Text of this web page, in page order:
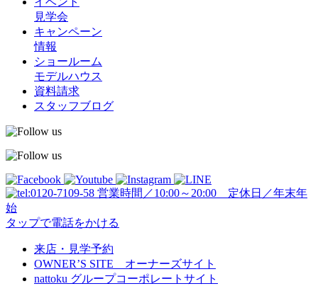
見学会
キャンペーン
情報
ショールーム
モデルハウス
資料請求
スタッフブログ
営業時間／10:00～20:00 定休日／年末年
始
タップで電話をかける
来店・見学予約
OWNER’S SITE オーナーズサイト
nattoku グループコーポレートサイト